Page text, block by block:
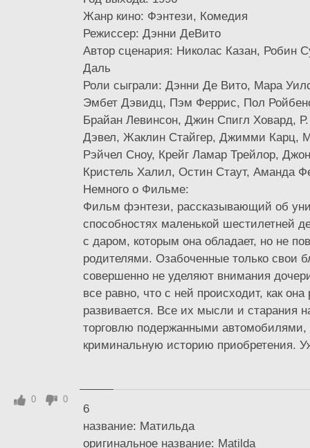
Жанр кино: Фэнтези, Комедия
Режиссер: Дэнни ДеВито
Автор сценария: Николас Казан, Робин
Даль
Роли сыграли: Дэнни Де Вито, Мара
Эмбет Дэвидц, Пэм Феррис, Пол
Брайан Левинсон, Джин Спигл Ховард,
Дэвел, Жаклин Стайгер, Джимми Карц,
Рэйчел Сноу, Крейг Ламар Трейлор,
Кристель Халил, Остин Стаут, Аманда
Немного о Фильме:
Фильм фэнтези, рассказывающий об
способностях маленькой шестилетней
с даром, которым она обладает, но не
родителями. Озабоченные только свои
совершенно не уделяют внимания
все равно, что с ней происходит, как она
развивается. Все их мысли и старания
торговлю подержанными
криминальную историю приобретения.
6
название: Матильда
оригинальное название: Matilda
0 0